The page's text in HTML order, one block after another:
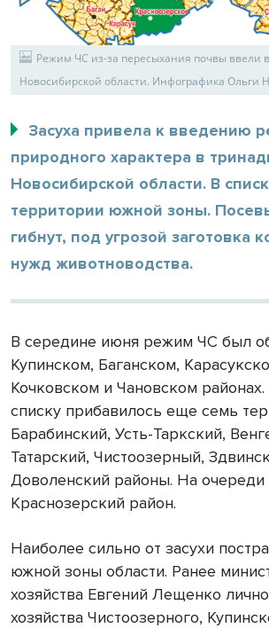
Режим ЧС из-за пересыхания почвы ввели
Новосибирской области. Инфографика Ольги
Засуха привела к введению
природного характера в
Новосибирской области. В
территории южной зоны.
гибнут, под угрозой заготовка
нужд животноводства.
В середине июня режим ЧС был
Купинском, Баганском,
Кочковском и Чановском
списку прибавилось еще семь
Барабинский, Усть-Таркский,
Татарский, Чистоозерный,
Доволенский районы. На очереди
Краснозерский район.
Наиболее сильно от засухи
южной зоны области. Ранее
хозяйства Евгений Лещенко
хозяйства Чистоозерного,